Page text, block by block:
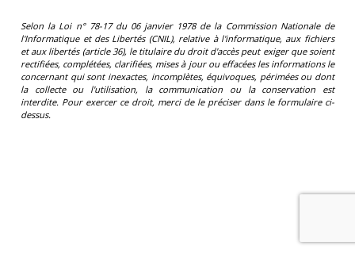
Selon la Loi n° 78-17 du 06 janvier 1978 de la Commission Nationale de
l'Informatique et des Libertés (CNIL), relative à l'informatique, aux fichiers
et aux libertés (article 36), le titulaire du droit d'accès peut exiger que soient
rectifiées, complétées, clarifiées, mises à jour ou effacées les informations le
concernant qui sont inexactes, incomplètes, équivoques, périmées ou dont
la collecte ou l'utilisation, la communication ou la conservation est
interdite. Pour exercer ce droit, merci de le préciser dans le formulaire ci-
dessus.